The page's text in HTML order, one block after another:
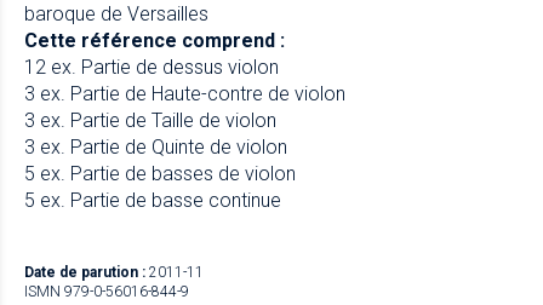
baroque de Versailles
Cette référence comprend :
12 ex. Partie de dessus violon
3 ex. Partie de Haute-contre de violon
3 ex. Partie de Taille de violon
3 ex. Partie de Quinte de violon
5 ex. Partie de basses de violon
5 ex. Partie de basse continue
Date de parution : 2011-11
ISMN 979-0-56016-844-9